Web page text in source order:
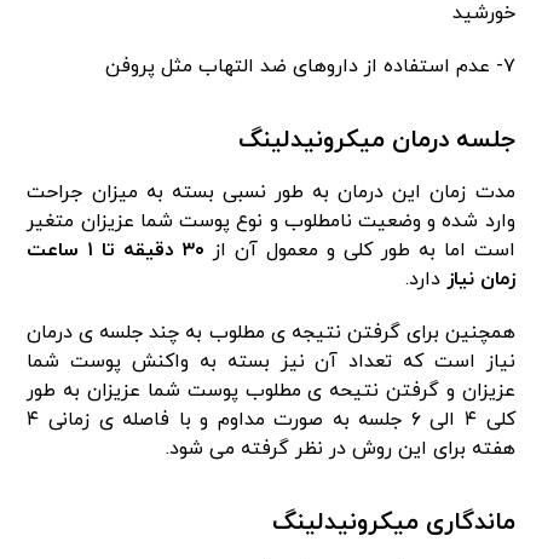
خورشید
۷- عدم استفاده از داروهای ضد التهاب مثل پروفن
جلسه درمان میکرونیدلینگ
مدت زمان این درمان به طور نسبی بسته به میزان جراحت
وارد شده و وضعیت نامطلوب و نوع پوست شما عزیزان متغیر
است اما به طور کلی و معمول آن از
۳۰ دقیقه تا ۱ ساعت
زمان نیاز دارد.
همچنین برای گرفتن نتیجه ی مطلوب به چند جلسه ی درمان
نیاز است که تعداد آن نیز بسته به واکنش پوست شما
عزیزان و گرفتن نتیحه ی مطلوب پوست شما عزیزان به طور
کلی ۴ الی ۶ جلسه به صورت مداوم و با فاصله ی زمانی ۴
هفته برای این روش در نظر گرفته می شود.
ماندگاری میکرونیدلینگ